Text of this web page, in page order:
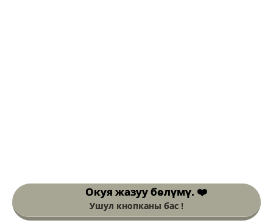
Окуя жазуу
бөлүмү. ❤️
Ушул кнопканы бас !